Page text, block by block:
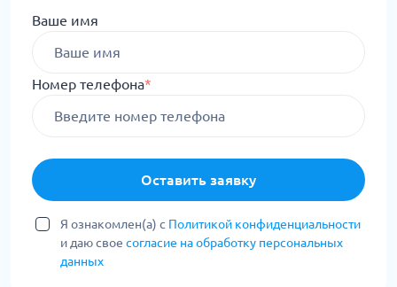
Ваше имя
Номер телефона*
Оставить заявку
Я ознакомлен(а) с Политикой конфиденциальности
и даю свое согласие на обработку персональных
данных